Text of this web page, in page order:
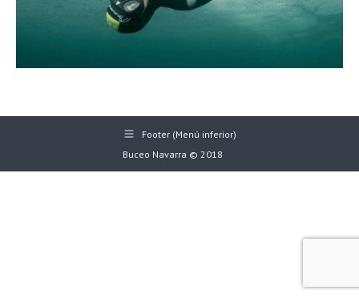
Footer (Menú inferior)
Buceo Navarra © 2018